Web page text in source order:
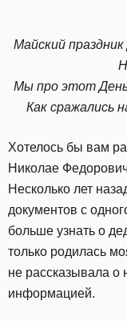
Майский
Мы про этот
Как сражались
Хотелось бы вам
Николае
Несколько лет
документов с
больше узнать о
только родилась
не рассказывала о
информацией.